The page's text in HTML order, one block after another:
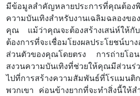
มีข้อมูลสำคัญหลายประการที่คุณต้องพิ
ความบันเทิงสำหรับงานเฉลิมฉลองขอ
คุณ แม้ว่าคุณจะต้องสร้างเสน่ห์ให้
ต้องการที่จะเชื่อมโยงผลประโยชน์
ส่วนตัวของคุณโดยตรง การถ่ายโอ
สงวนความบันเทิงที่ช่วยให้คุณมีส่วนร่
ไปที่การสร้างความสัมพันธ์ที่โรแมนติ
พวกเขา ค่อนข้างยากที่จะทำสิ่งนี้ให้ส